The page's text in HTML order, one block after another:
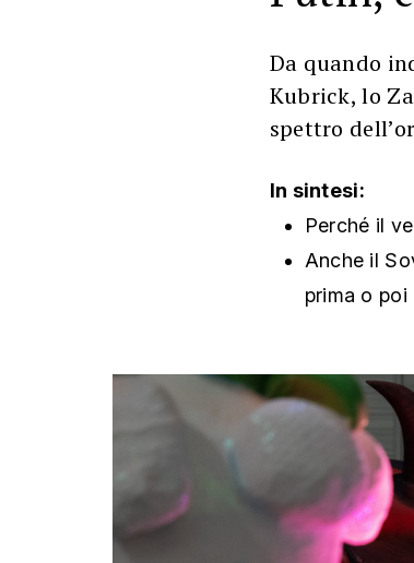
Da quando
Kubrick, lo
spettro
In sintesi:
Perché il
Anche il
prima o poi